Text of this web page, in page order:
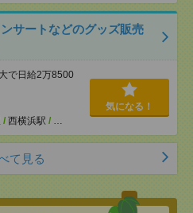
サートなどのグッズ販売
で日給2万8500
/ 西横浜駅 /
気になる！
て見る